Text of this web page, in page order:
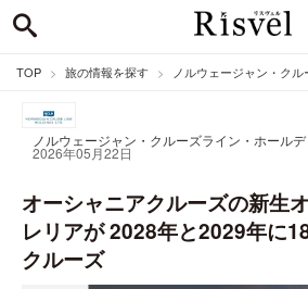
TOP 旅の情報を探す ノルウェージャン・クルーズライン
ノルウェージャン・クルーズライン・ホール
2026年05月22日
オーシャニアクルーズの新生
レリアが 2028年と2029年に
クルーズ